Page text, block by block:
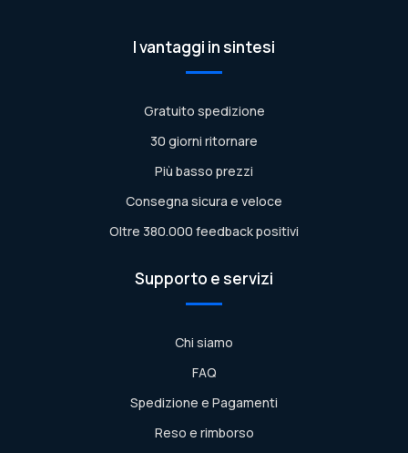
I vantaggi in sintesi
Gratuito spedizione
30 giorni ritornare
Più basso prezzi
Consegna sicura e veloce
Oltre 380.000 feedback positivi
Supporto e servizi
Chi siamo
FAQ
Spedizione e Pagamenti
Reso e rimborso